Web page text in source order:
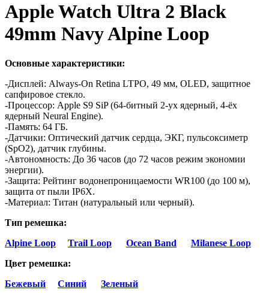
Apple Watch Ultra 2 Black
49mm Navy Alpine Loop
Основные характеристики:
-Дисплей: Always-On Retina LTPO, 49 мм, OLED, защитное
сапфировое стекло.
-Процессор: Apple S9 SiP (64-битный 2-ух ядерный, 4-ёх
ядерный Neural Engine).
-Память: 64 ГБ.
-Датчики: Оптический датчик сердца, ЭКГ, пульсоксиметр
(SpO2), датчик глубины.
-Автономность: До 36 часов (до 72 часов режим экономии
энергии).
-Защита: Рейтинг водонепроницаемости WR100 (до 100 м),
защита от пыли IP6X.
-Материал: Титан (натуральный или черный).
Тип ремешка:
Alpine Loop
Trail Loop Ocean Band
Milanese Loop
Цвет ремешка:
Бежевый
Синий
Зеленый